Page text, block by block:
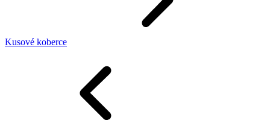
Kusové koberce